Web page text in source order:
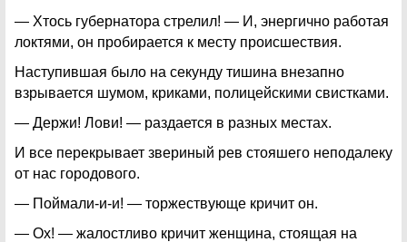
— Хтось губернатора стрелил! — И, энергично работая
локтями, он пробирается к месту происшествия.
Наступившая было на секунду тишина внезапно
взрывается шумом, криками, полицейскими свистками.
— Держи! Лови! — раздается в разных местах.
И все перекрывает звериный рев стояшего неподалеку
от нас городового.
— Поймали-и-и! — торжествующе кричит он.
— Ох! — жалостливо кричит женщина, стоящая на